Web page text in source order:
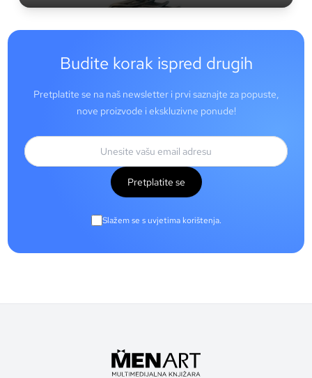
Budite korak ispred drugih
Pretplatite se na naš newsletter i prvi saznajte za popuste,
nove proizvode i ekskluzivne ponude!
Pretplatite se
Slažem se s uvjetima korištenja.